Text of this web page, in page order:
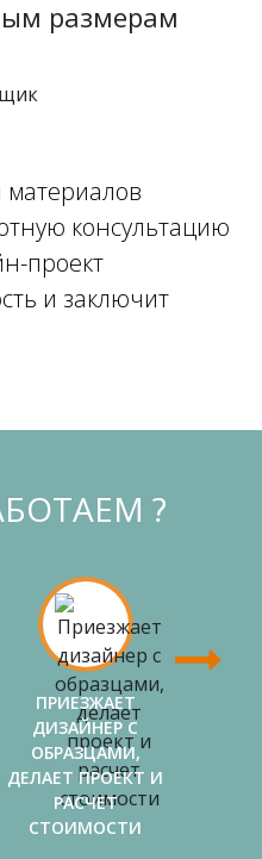
размерам
консультацию
проект
и заключит
?
ПРИЕЗЖАЕТ
ДИЗАЙНЕР С
ОБРАЗЦАМИ,
ДЕЛАЕТ ПРОЕКТ И
РАСЧЕТ
СТОИМОСТИ